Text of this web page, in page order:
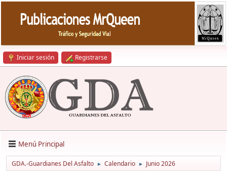
Iniciar sesión Registrarse
Menú Principal
GDA.-Guardianes Del Asfalto ► Calendario ► Junio 2026